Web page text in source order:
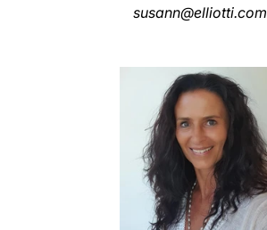
susann@elliotti.com